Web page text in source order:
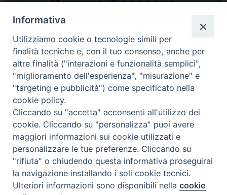
Comunicati Stampa
Il cordoglio dei Vescovi di Puglia per la morte di S.E.R. Mons. Agostino
Superbo
Nasce la Consulta Diocesana delle Aggregazioni Laicali di Castellaneta
Archivio comunicati stampa
2026 © Diocesi di Castellaneta
Informativa
Utilizziamo cookie o tecnologie simili per
finalità tecniche e, con il tuo consenso, anche per
altre finalità ("interazioni e funzionalità semplici",
"miglioramento dell'esperienza", "misurazione" e
"targeting e pubblicità") come specificato nella
cookie policy.
Cliccando su "accetta" acconsenti all'utilizzo dei
cookie. Cliccando su "personalizza" puoi avere
maggiori informazioni sui cookie utilizzati e
personalizzare le tue preferenze. Cliccando su
"rifiuta" o chiudendo questa informativa proseguirai
la navigazione installando i soli cookie tecnici.
Ulteriori informazioni sono disponibili nellacookie